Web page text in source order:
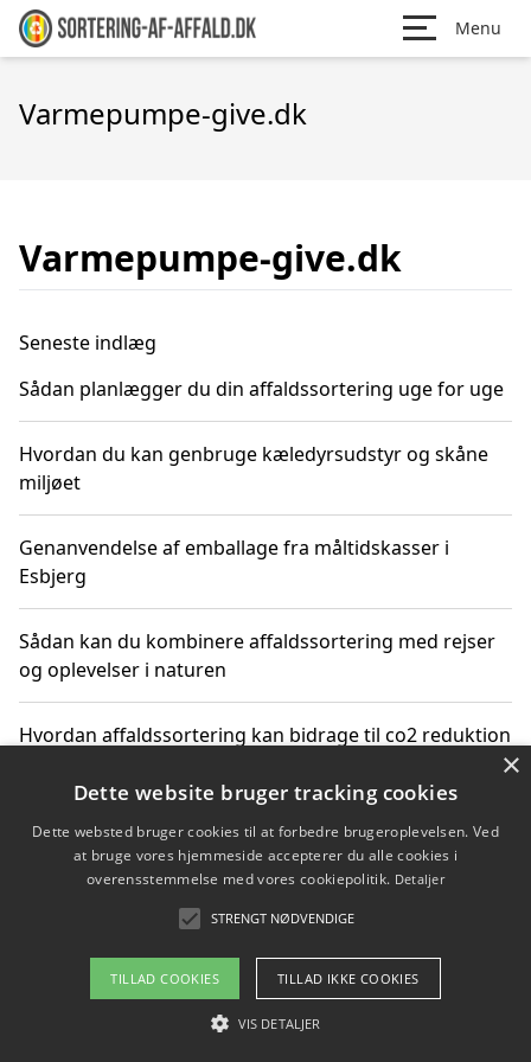
Menu
Varmepumpe-give.dk
Varmepumpe-give.dk
Seneste indlæg
Sådan planlægger du din affaldssortering uge for uge
Hvordan du kan genbruge kæledyrsudstyr og skåne
miljøet
Genanvendelse af emballage fra måltidskasser i
Esbjerg
Sådan kan du kombinere affaldssortering med rejser
og oplevelser i naturen
Hvordan affaldssortering kan bidrage til co2 reduktion
Copyright 2026 - Pilanto Aps
Om / kontakt
Blog Betingelser
×
Dette website bruger tracking cookies
Dette websted bruger cookies til at forbedre brugeroplevelsen. Ved
at bruge vores hjemmeside accepterer du alle cookies i
overensstemmelse med vores cookiepolitik. Detaljer
STRENGT NØDVENDIGE
TILLAD COOKIES TILLAD IKKE COOKIES
VIS DETALJER